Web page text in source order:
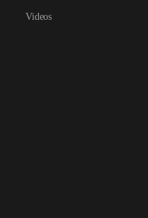
Videos